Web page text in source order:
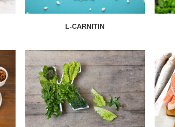
L-CARNITIN